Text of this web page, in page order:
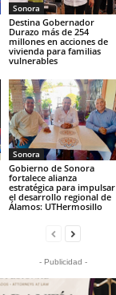
Sonora
Destina Gobernador
Durazo más de 254
millones en acciones de
vivienda para familias
vulnerables
Sonora
Gobierno de Sonora
fortalece alianza
estratégica para impulsar
el desarrollo regional de
Álamos: UTHermosillo
- Publicidad -